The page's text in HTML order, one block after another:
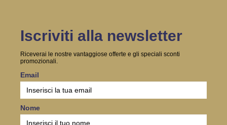
Iscriviti alla newsletter
Riceverai le nostre vantaggiose offerte e gli speciali sconti
promozionali.
Email
Nome